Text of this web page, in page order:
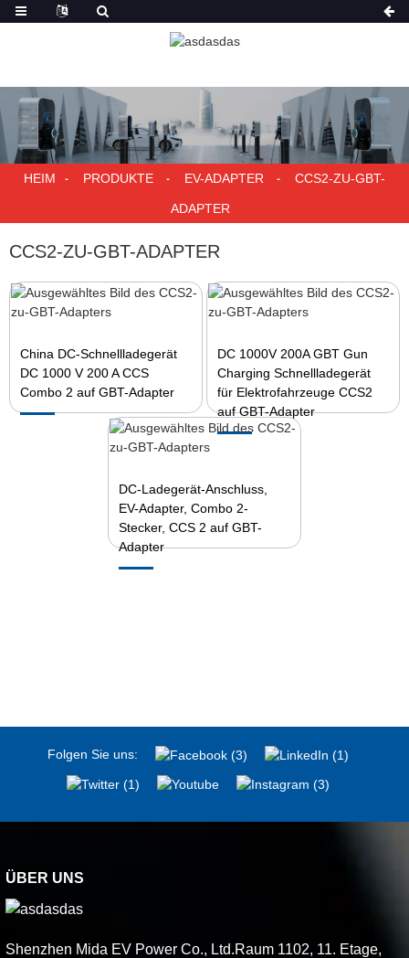
HEIM PRODUKTE EV-ADAPTER CCS2-ZU-GBT-
ADAPTER
CCS2-ZU-GBT-ADAPTER
China DC-Schnellladegerät
DC 1000 V 200 A CCS
Combo 2 auf GBT-Adapter
DC 1000V 200A GBT Gun
Charging Schnellladegerät
für Elektrofahrzeuge CCS2
auf GBT-Adapter
DC-Ladegerät-Anschluss,
EV-Adapter, Combo 2-
Stecker, CCS 2 auf GBT-
Adapter
Folgen Sie uns:
ÜBER UNS
Shenzhen Mida EV Power Co., Ltd.Raum 1102, 11. Etage,